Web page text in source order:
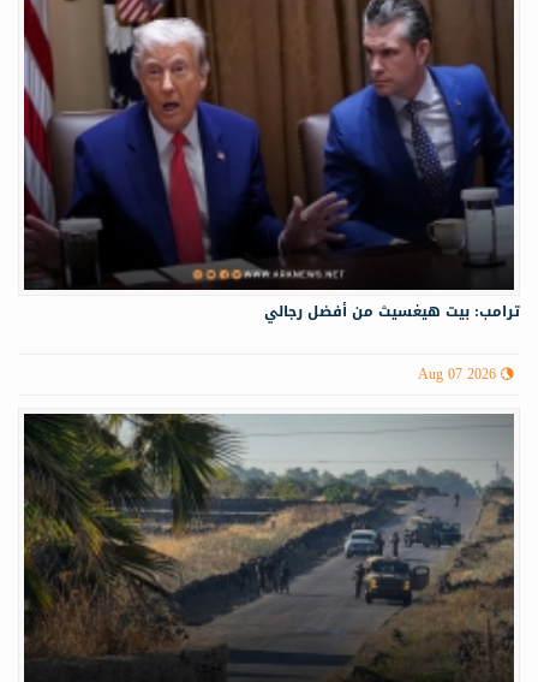
ترامب: بيت هيغسيث من أفضل رجالي
Aug 07 2026